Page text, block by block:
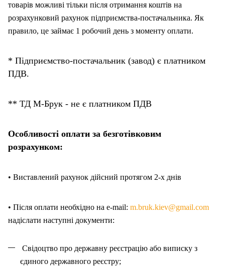
товарів можливі тільки після отримання коштів на
розрахунковий рахунок підприємства-постачальника. Як
правило, це займає 1 робочий день з моменту оплати.
* Підприємство-постачальник (завод) є платником
ПДВ.
** ТД М-Брук - не є платником ПДВ
Особливості оплати за безготівковим
розрахунком:
• Виставлений рахунок дійсний протягом 2-х днів
• Після оплати необхідно на e-mail: m.bruk.kiev@gmail.com
надіслати наступні документи:
Свідоцтво про державну реєстрацію або виписку з
єдиного державного реєстру;